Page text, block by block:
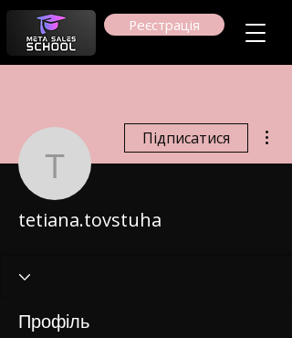
Реєстрація
tetiana.tovstuha
Підписатися
tetiana.tovstuha
Профіль